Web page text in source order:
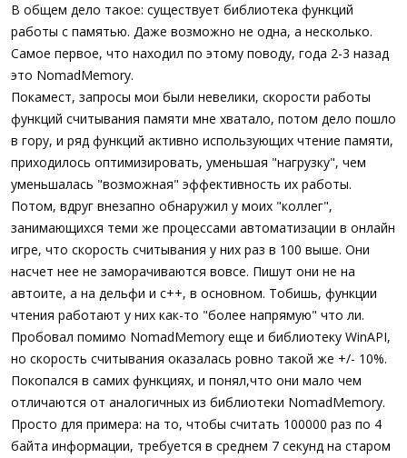
а
В общем дело такое: существует библиотека функций
работы с памятью. Даже возможно не одна, а несколько.
Самое первое, что находил по этому поводу, года 2-3 назад
это NomadMemory.
Покамест, запросы мои были невелики, скорости работы
функций считывания памяти мне хватало, потом дело пошло
в гору, и ряд функций активно использующих чтение памяти,
приходилось оптимизировать, уменьшая "нагрузку", чем
уменьшалась "возможная" эффективность их работы.
Потом, вдруг внезапно обнаружил у моих "коллег",
занимающихся теми же процессами автоматизации в онлайн
игре, что скорость считывания у них раз в 100 выше. Они
насчет нее не заморачиваются вовсе. Пишут они не на
автоите, а на дельфи и с++, в основном. Тобишь, функции
чтения работают у них как-то "более напрямую" что ли.
Пробовал помимо NomadMemory еще и библиотеку WinAPI,
но скорость считывания оказалась ровно такой же +/- 10%.
Покопался в самих функциях, и понял,что они мало чем
отличаются от аналогичных из библиотеки NomadMemory.
Просто для примера: на то, чтобы считать 100000 раз по 4
байта информации, требуется в среднем 7 секунд на старом